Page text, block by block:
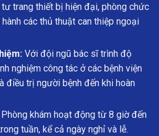
trang thiết bị hiện đại, phòng chức
các thủ thuật can thiệp ngoại
Với đội ngũ bác sĩ trình độ
nghiệm công tác ở các bệnh viện
điều trị người bệnh đến khi hoàn
Phòng khám hoạt động từ 8 giờ đến
tuần, kể cả ngày nghỉ và lễ.